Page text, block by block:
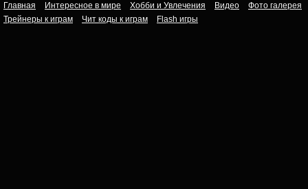
Главная Интересное в мире Хобби и Увлечения Видео
Фото галерея
Трейнеры к играм
Чит коды к играм Flash игры